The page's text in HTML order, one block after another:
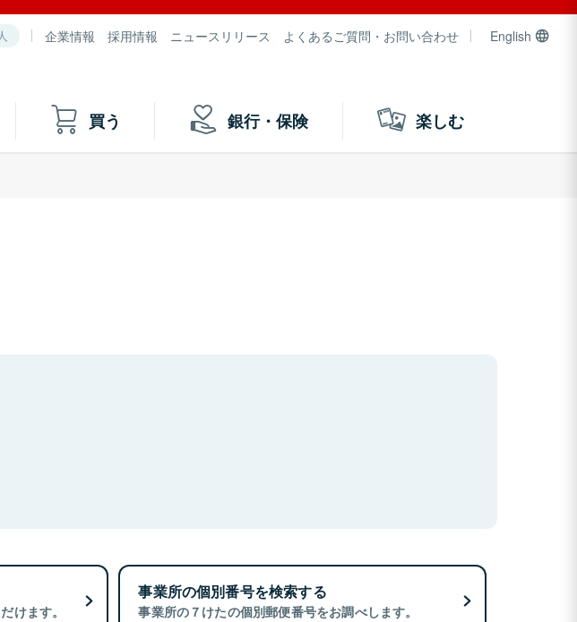
企業情報 採用情報 ニュースリリース よくあるご質問・お問い合わせ English
買う 銀行・保険 楽しむ
けます。
事業所の個別番号を検索する
事業所の７けたの個別郵便番号をお調べします。